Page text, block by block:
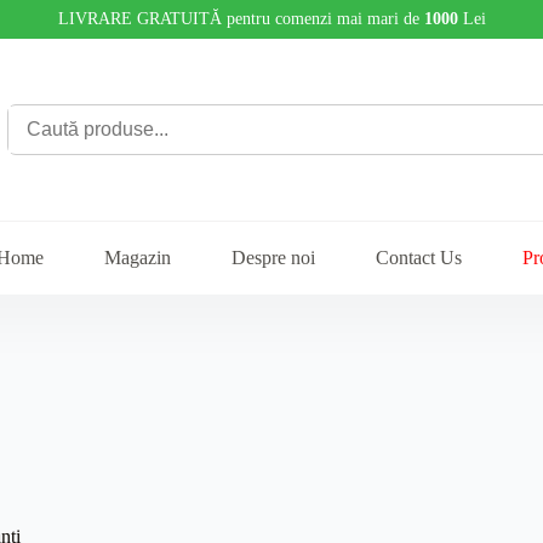
LIVRARE GRATUITĂ pentru comenzi mai mari de 1000Lei
Magazin Despre noi Contact Us